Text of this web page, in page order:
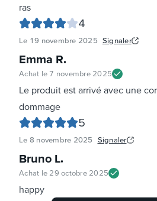
ras
4
Le 19 novembre 2025 Signaler
Emma R.
Achat le 7 novembre 2025
Le produit est arrivé avec une
dommage
5
Le 8 novembre 2025 Signaler
Bruno L.
Achat le 29 octobre 2025
happy